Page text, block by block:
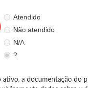
Atendido
Não atendido
N/A
?
ativo, a documentação do